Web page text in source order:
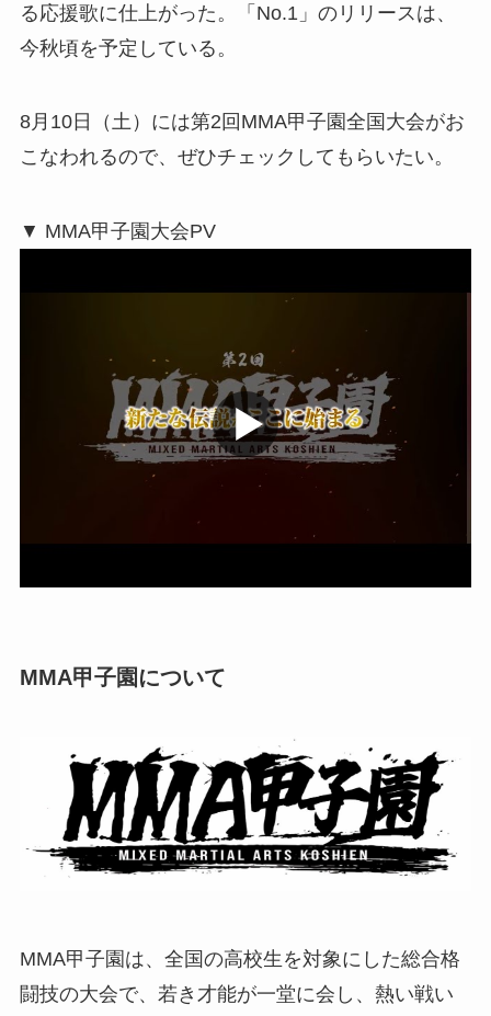
る応援歌に仕上がった。「No.1」のリリースは、
今秋頃を予定している。
8月10日（土）には第2回MMA甲子園全国大会がお
こなわれるので、ぜひチェックしてもらいたい。
▼ MMA甲子園大会PV
MMA甲子園について
MMA甲子園は、全国の高校生を対象にした総合格
闘技の大会で、若き才能が一堂に会し、熱い戦い